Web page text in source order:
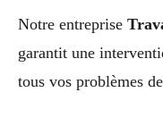
Notre entreprise
garantit une
tous vos problèmes